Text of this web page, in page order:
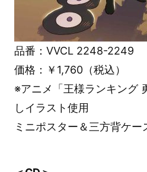
品番：VVCL 2248-2249
価格：￥1,760（税込）
※アニメ「王様ランキング
しイラスト使用
ミニポスター＆三方背ケー